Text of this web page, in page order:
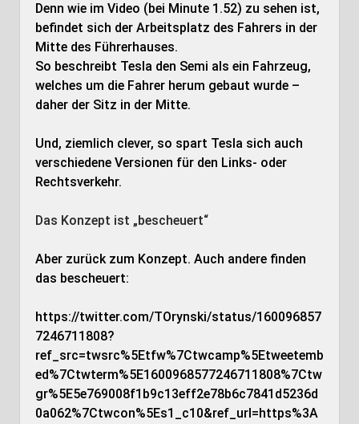
Denn wie im Video (bei Minute 1.52) zu sehen ist,
befindet sich der Arbeitsplatz des Fahrers in der
Mitte des Führerhauses.
So beschreibt Tesla den Semi als ein Fahrzeug,
welches um die Fahrer herum gebaut wurde –
daher der Sitz in der Mitte.
Und, ziemlich clever, so spart Tesla sich auch
verschiedene Versionen für den Links- oder
Rechtsverkehr.
Das Konzept ist „bescheuert“
Aber zurück zum Konzept. Auch andere finden
das bescheuert:
https://twitter.com/TOrynski/status/160096857
7246711808?
ref_src=twsrc%5Etfw%7Ctwcamp%5Etweetemb
ed%7Ctwterm%5E1600968577246711808%7Ctw
gr%5E5e769008f1b9c13eff2e78b6c7841d5236d
0a062%7Ctwcon%5Es1_c10&ref_url=https%3A